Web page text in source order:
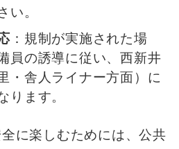
い。
：規制が実施された場
員の誘導に従い、西新井
・舎人ライナー方面）に
ります。
に楽しむためには、公共